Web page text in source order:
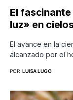
El
luz» en cielos
El avance en la
alcanzado por el
POR LUISA LUGO